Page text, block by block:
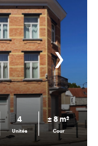
4
Unités
± 8 m²
Cour